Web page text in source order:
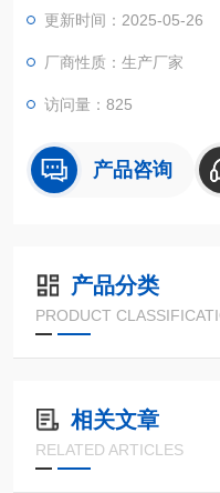
更新时间：2025-05-26
厂商性质：生产厂家
访问量：825
产品咨询
产品分类
PRODUCT
相关文章
RELATED ARTICLES